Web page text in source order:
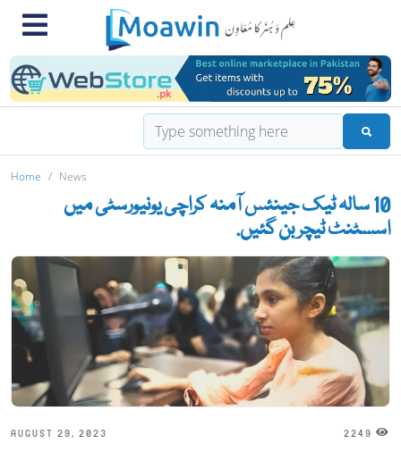
Home News
10 سالہ ٹیک جینئس آمنہ کراچی یونیورسٹی میں
اسسٹنٹ ٹیچر بن گئیں.
AUGUST 29, 2023 2249